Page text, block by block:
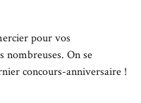
pour vos
nombreuses. On se
concours-anniversaire !